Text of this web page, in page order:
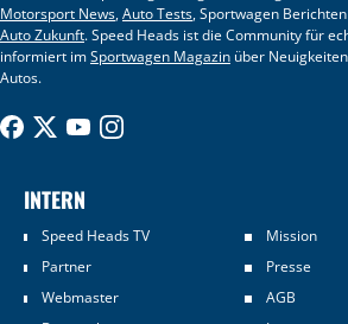
Motorsport News,Auto Tests, Sportwagen
Auto Zukunft. Speed Heads ist die Community für
informiert imSportwagen Magazin über
Autos.
INTERN
Speed Heads TV
Mission
Partner
Presse
Webmaster
AGB